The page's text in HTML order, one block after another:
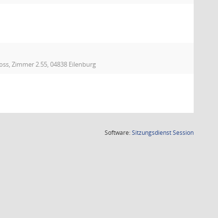
Zimmer 2.55, 04838 Eilenburg
Software:SitzungsdienstSession(Wird in